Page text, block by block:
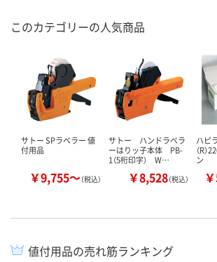
このカテゴリーの人気商品
サトー SPラベラー 値
付用品
￥9,755～（税込）
サトー ハンドラベラ
ーはりッ子本体 PB-
1（5桁印字） W…
￥8,528（税込）
ハピ
（R
ン
値付用品の売れ筋ランキング